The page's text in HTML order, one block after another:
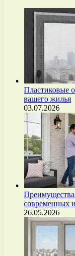
Пластиковые
вашего жилья
03.07.2026
Преимущества
современных
26.05.2026